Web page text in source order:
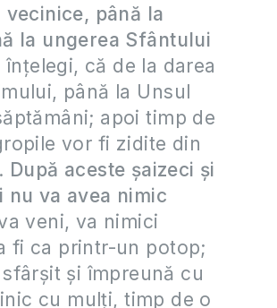
până la
la ungerea Sfântului
că de la darea
până la Unsul
apoi timp de
vor fi zidite din
După aceste șaizeci și
nu va avea nimic
veni, va nimici
fi ca printr-un potop;
și împreună cu
cu mulți, timp de o